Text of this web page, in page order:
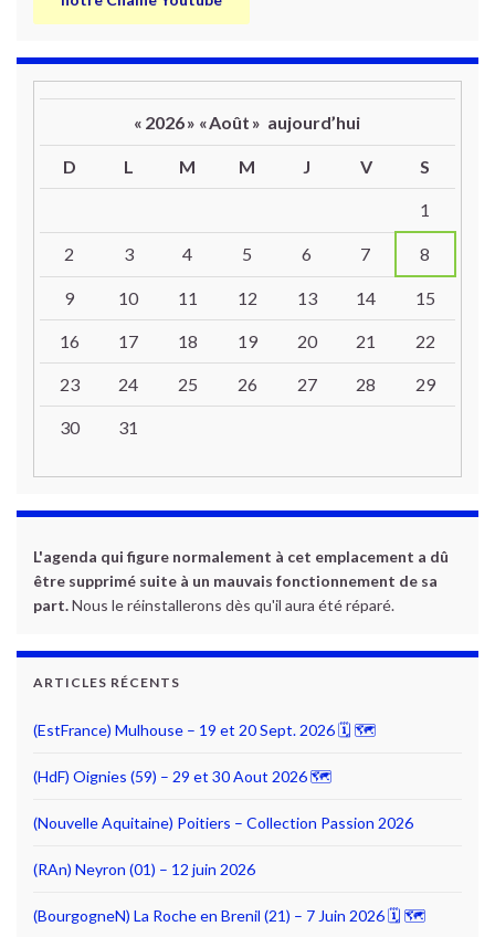
« 2026» «Août » aujourd’hui
D L M M J V S
1
2 3 4 5 6 7 8
9 10 11 12 13 14 15
16 17 18 19 20 21 22
23 24 25 26 27 28 29
30 31
L'agenda qui figure normalement à cet emplacement a dû
être supprimé suite à un mauvais fonctionnement de sa
part.Nous le réinstallerons dès qu'il aura été réparé.
ARTICLES RÉCENTS
(EstFrance) Mulhouse – 19 et 20 Sept. 2026 🗓 🗺
(HdF) Oignies (59) – 29 et 30 Aout 2026 🗺
(Nouvelle Aquitaine) Poitiers – Collection Passion 2026
(RAn) Neyron (01) – 12 juin 2026
(BourgogneN) La Roche en Brenil (21) – 7 Juin 2026 🗓 🗺